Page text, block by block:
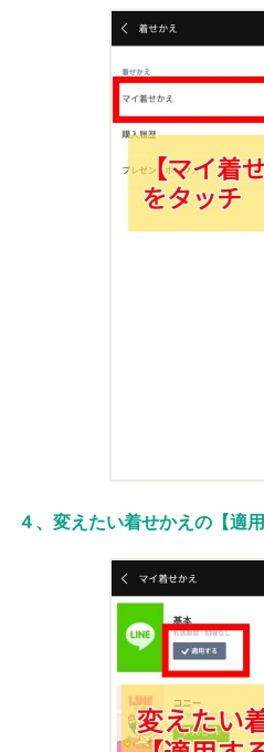
４、変えたい着せかえの【適